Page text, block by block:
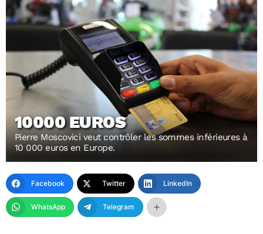
10000 EUROS
Pierre Moscovici veut contrôler les sommes inférieures à
10 000 euros en Europe.
Facebook Twitter LinkedIn
WhatsApp Telegram